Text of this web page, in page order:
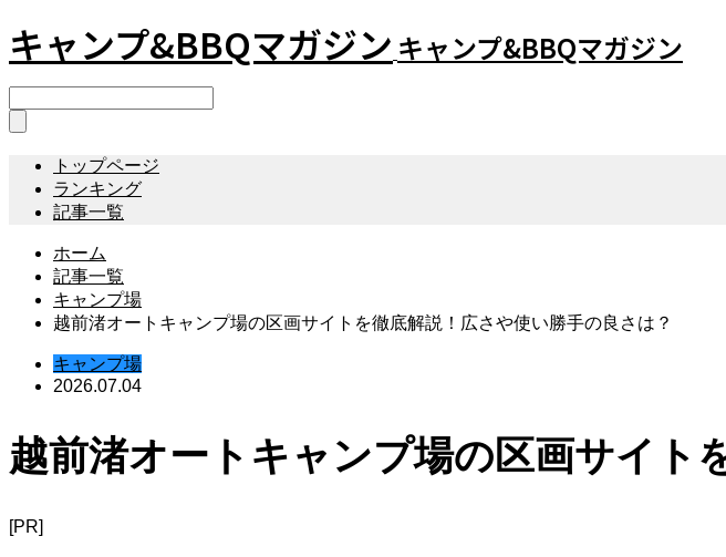
キャンプ&BBQマガジン キャンプ&BBQマガジン
トップページ
ランキング
記事一覧
ホーム
記事一覧
キャンプ場
越前渚オートキャンプ場の区画サイトを徹底解説！広さや使い勝手の良さは？
キャンプ場
2026.07.04
越前渚オートキャンプ場の区画サイト
[PR]